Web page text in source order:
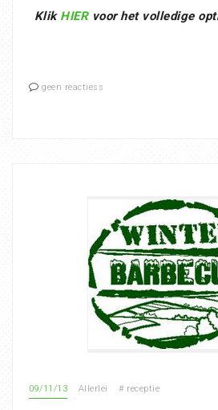
Klik HIERvoor het volledige
geen reactiess
09/11/13 Allerlei # receptie